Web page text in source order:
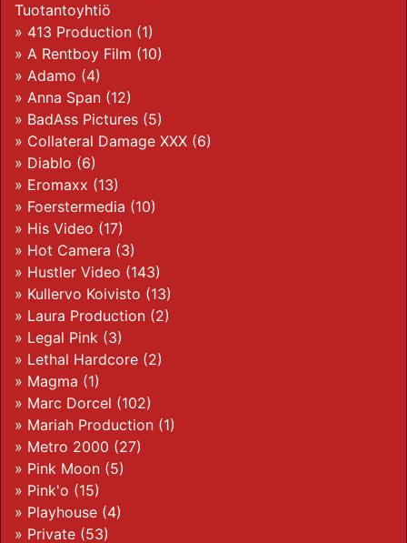
Tuotantoyhtiö
» 413 Production (1)
» A Rentboy Film (10)
» Adamo (4)
» Anna Span (12)
» BadAss Pictures (5)
» Collateral Damage XXX (6)
» Diablo (6)
» Eromaxx (13)
» Foerstermedia (10)
» His Video (17)
» Hot Camera (3)
» Hustler Video (143)
» Kullervo Koivisto (13)
» Laura Production (2)
» Legal Pink (3)
» Lethal Hardcore (2)
» Magma (1)
» Marc Dorcel (102)
» Mariah Production (1)
» Metro 2000 (27)
» Pink Moon (5)
» Pink'o (15)
» Playhouse (4)
» Private (53)